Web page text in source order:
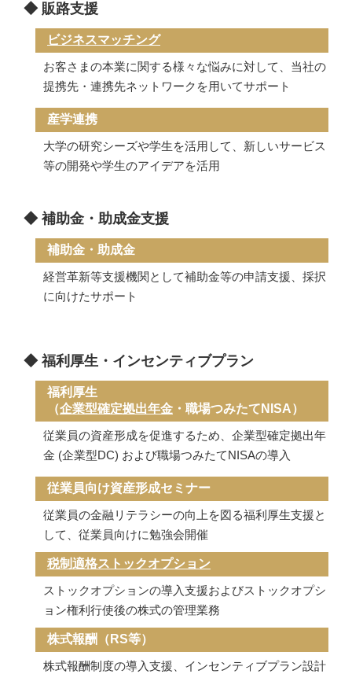
◆ 販路支援
ビジネスマッチング
お客さまの本業に関する様々な悩みに対して、当社の
提携先・連携先ネットワークを用いてサポート
産学連携
大学の研究シーズや学生を活用して、新しいサービス
等の開発や学生のアイデアを活用
◆ 補助金・助成金支援
補助金・助成金
経営革新等支援機関として補助金等の申請支援、採択
に向けたサポート
◆ 福利厚生・インセンティブプラン
福利厚生
（企業型確定拠出年金 ・職場つみたてNISA）
従業員の資産形成を促進するため、企業型確定拠出年
金 (企業型DC) および職場つみたてNISAの導入
従業員向け資産形成セミナー
従業員の金融リテラシーの向上を図る福利厚生支援と
して、従業員向けに勉強会開催
税制適格ストックオプション
ストックオプションの導入支援およびストックオプシ
ョン権利行使後の株式の管理業務
株式報酬（RS等）
株式報酬制度の導入支援、インセンティブプラン設計